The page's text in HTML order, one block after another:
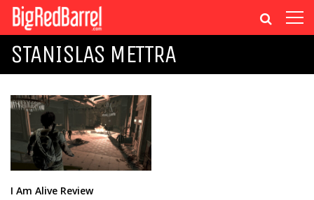
STANISLAS METTRA
I Am Alive Review